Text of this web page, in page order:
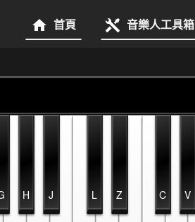
首頁 音樂人工具箱
H J L Z C V